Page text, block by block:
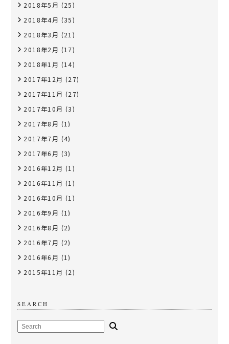
2018年5月 (25)
2018年4月 (35)
2018年3月 (21)
2018年2月 (17)
2018年1月 (14)
2017年12月 (27)
2017年11月 (27)
2017年10月 (3)
2017年8月 (1)
2017年7月 (4)
2017年6月 (3)
2016年12月 (1)
2016年11月 (1)
2016年10月 (1)
2016年9月 (1)
2016年8月 (2)
2016年7月 (2)
2016年6月 (1)
2015年11月 (2)
SEARCH